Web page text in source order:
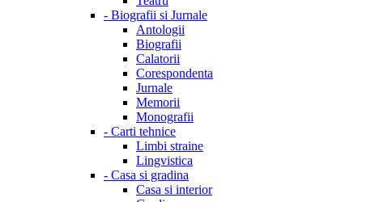
- Biografii si Jurnale
Antologii
Biografii
Calatorii
Corespondenta
Jurnale
Memorii
Monografii
- Carti tehnice
Limbi straine
Lingvistica
- Casa si gradina
Casa si interior